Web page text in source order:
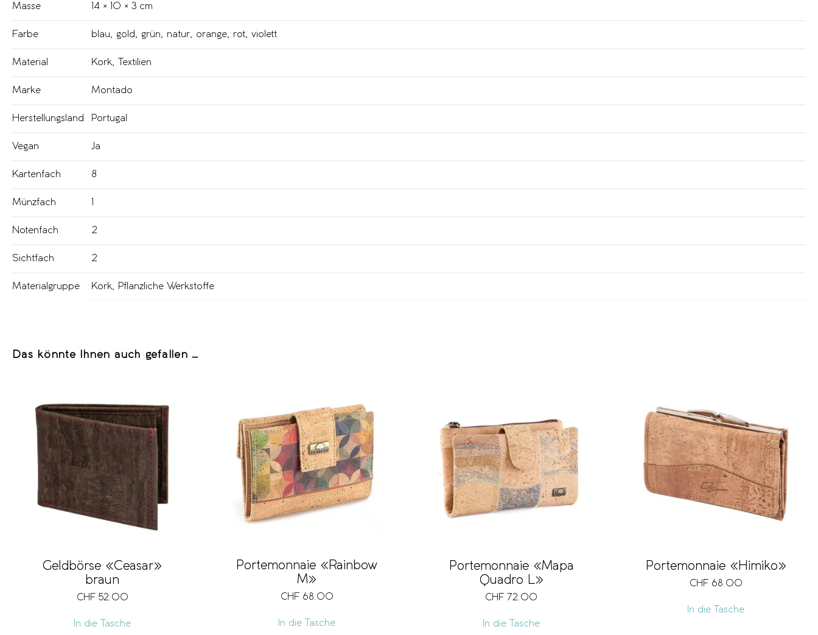
Masse 14 × 10 × 3 cm
Farbe blau gold grün natur orange rot violett
Material Kork Textilien
Marke Montado
Herstellungsland Portugal
Vegan Ja
Kartenfach 8
Münzfach
Notenfach 2
Sichtfach 2
Materialgruppe Kork Pflanzliche Werkstoffe
Das könnte Ihnen auch gefallen …
Geldbörse «Ceasar»
braun
CHF 52.00
In die Tasche
Portemonnaie «Rainbow
M»
CHF 68.00
In die Tasche
Portemonnaie «Mapa
Quadro L»
CHF 72.00
In die Tasche
Portemonnaie «Himiko»
CHF 68.00
In die Tasche